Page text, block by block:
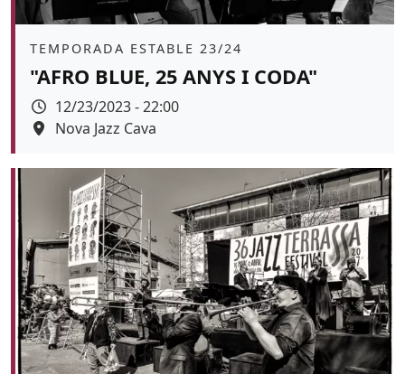
Àmbit
TEMPORADA ESTABLE 23/24
"AFRO BLUE, 25 ANYS I CODA"
Data
12/23/2023 - 22:00
Espai
Nova Jazz Cava